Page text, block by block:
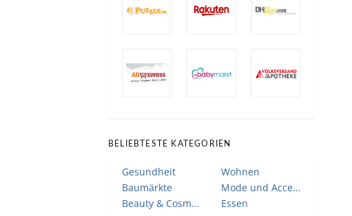
BELIEBTESTE KATEGORIEN
Gesundheit
Wohnen
Baumärkte
Mode und Accessoires
Beauty & Cosmetic
Essen